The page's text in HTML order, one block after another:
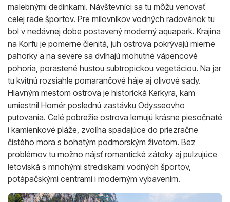
malebnými dedinkami. Návštevníci sa tu môžu venovať
celej rade športov. Pre milovníkov vodných radovánok tu
bol v nedávnej dobe postavený moderný aquapark. Krajina
na Korfu je pomerne členitá, juh ostrova pokrývajú mierne
pahorky a na severe sa dvíhajú mohutné vápencové
pohoria, porastené hustou subtropickou vegetáciou. Na jar
tu kvitnú rozsiahle pomarančové háje aj olivové sady.
Hlavným mestom ostrova je historická Kerkyra, kam
umiestnil Homér poslednú zastávku Odysseovho
putovania. Celé pobrežie ostrova lemujú krásne piesočnaté
i kamienkové pláže, zvoľna spadajúce do priezračne
čistého mora s bohatým podmorským životom. Bez
problémov tu možno nájsť romantické zátoky aj pulzujúce
letoviská s mnohými strediskami vodných športov,
potápačskými centrami i moderným vybavením.